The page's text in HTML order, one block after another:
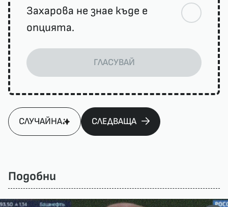
Захарова не знае къде е
опцията.
ГЛАСУВАЙ
СЛУЧАЙНА СЛЕДВАЩА
Подобни